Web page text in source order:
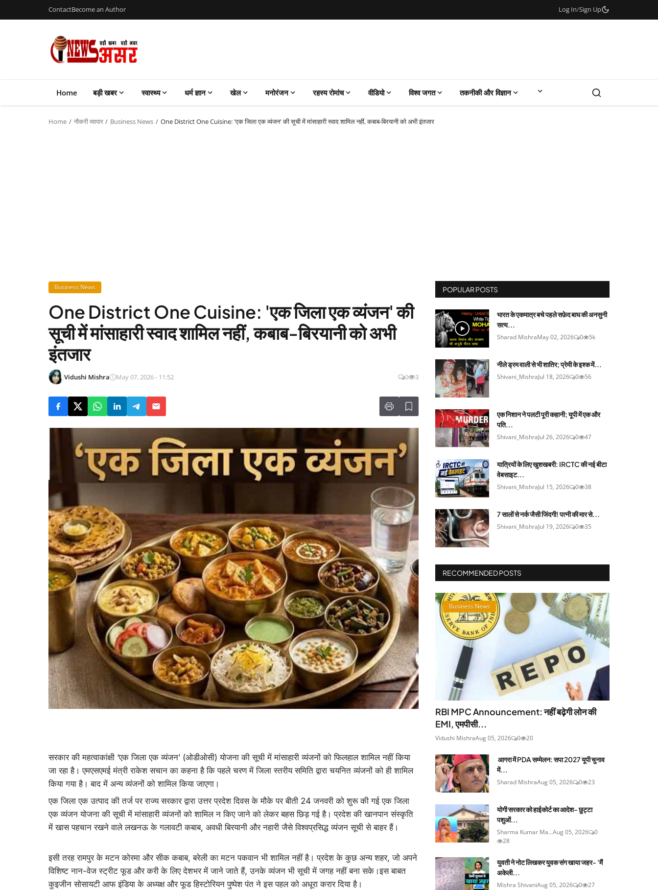
ContactBecome an Author Log In/Sign Up
Home बड़ी खबर स्वास्थ्य धर्म ज्ञान खेल मनोरंजन रहस्य रोमांच वीडियो विश्व जगत तकनीकी और विज्ञान
Home नौकरी व्यापार Business News One District One Cuisine: 'एक जिला एक व्यंजन' की सूची में मांसाहारी स्वाद शामिल नहीं, कबाब-बिरयानी को अभी इंतजार
Business News
One District One Cuisine: 'एक जिला एक व्यंजन' की
सूची में मांसाहारी स्वाद शामिल नहीं, कबाब-बिरयानी को अभी
इंतजार
Vidushi Mishra May 07, 2026 - 11:52 0 3
सरकार की महत्वाकांक्षी ‘एक जिला एक व्यंजन’ (ओडीओसी) योजना की सूची में मांसाहारी व्यंजनों को फिलहाल शामिल नहीं किया
जा रहा है। एमएसएमई मंत्री राकेश सचान का कहना है कि पहले चरण में जिला स्तरीय समिति द्वारा चयनित व्यंजनों को ही शामिल
किया गया है। बाद में अन्य व्यंजनों को शामिल किया जाएगा।
एक जिला एक उत्पाद की तर्ज पर राज्य सरकार द्वारा उत्तर प्रदेश दिवस के मौके पर बीती 24 जनवरी को शुरू की गई एक जिला
एक व्यंजन योजना की सूची में मांसाहारी व्यंजनों को शामिल न किए जाने को लेकर बहस छिड़ गई है। प्रदेश की खानपान संस्कृति
में खास पहचान रखने वाले लखनऊ के गलावटी कबाब, अवधी बिरयानी और नहारी जैसे विश्वप्रसिद्ध व्यंजन सूची से बाहर हैं।
इसी तरह रामपुर के मटन कोरमा और सीक कबाब, बरेली का मटन पकवान भी शामिल नहीं है। प्रदेश के कुछ अन्य शहर, जो अपने
विशिष्ट नान-वेज स्ट्रीट फूड और करी के लिए देशभर में जाने जाते हैं, उनके व्यंजन भी सूची में जगह नहीं बना सके।इस बाबत
कुइजीन सोसायटी आफ इंडिया के अध्यक्ष और फूड हिस्टोरियन पुष्पेश पंत ने इस पहल को अधूरा करार दिया है।
POPULAR POSTS
भारत के एकमात्र बचे पहले सफ़ेद बाघ की अनसुनी
सत्य...
Sharad MishraMay 02, 2026 0 5k
नीले ड्रम वाली से भी शातिर; प्रेमी के इश्‍क में...
Shivani_MishraJul 18, 2026 0 56
एक निशान ने पलटी पूरी कहानी; यूपी में एक और
पति...
Shivani_MishraJul 26, 2026 0 47
यात्रियों के लिए खुशखबरी: IRCTC की नई बीटा
वेबसाइट...
Shivani_MishraJul 15, 2026 0 38
7 सालों से नर्क जैसी जिंदगी! पत्नी की मार से...
Shivani_MishraJul 19, 2026 0 35
RECOMMENDED POSTS
Business News
RBI MPC Announcement: नहीं बढ़ेगी लोन की
EMI, एमपीसी...
Vidushi MishraAug 05, 2026 0 20
आगरा में PDA सम्मेलन: सपा 2027 यूपी चुनाव
में...
Sharad MishraAug 05, 2026 0 23
योगी सरकार को हाईकोर्ट का आदेश- छुट्टा
पशुओं...
Sharma Kumar Ma...Aug 05, 2026
0
28
युवती ने नोट लिखकर युवक संग खाया जहर- 'मैं
अकेली...
Mishra ShivaniAug 05, 2026 0 27